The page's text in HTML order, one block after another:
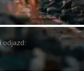
odjazd: